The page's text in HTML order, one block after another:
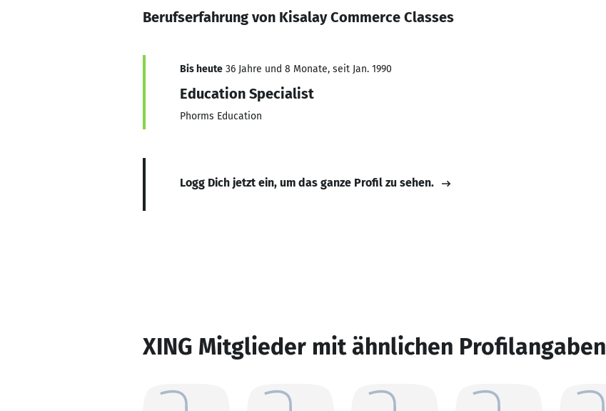
Berufserfahrung von Kisalay Commerce Classes
Bis heute 36 Jahre und 8 Monate, seit Jan. 1990
Education Specialist
Phorms Education
Logg Dich jetzt ein, um das ganze Profil zu sehen.
XING Mitglieder mit ähnlichen Profilangaben